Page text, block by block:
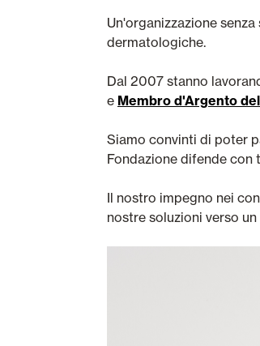
Un'organizzazione
dermatologiche.
Dal 2007 stanno
e Membro d'Argento
Siamo convinti di poter
Fondazione difende con
Il nostro impegno nei
nostre soluzioni verso